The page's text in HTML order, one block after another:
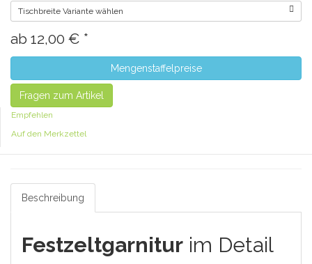
Tischbreite Variante wählen
ab 12,00 € *
Mengenstaffelpreise
Fragen zum Artikel
Empfehlen
Auf den Merkzettel
Beschreibung
Festzeltgarnitur im Detail